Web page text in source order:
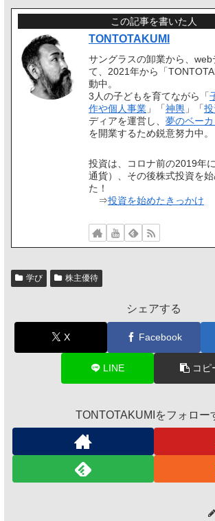
この記事を書いた人
TONTOTAKUMI
サングラスの卸業から、
て、2021年から「
動中。
3人の子どもを育てながら「
作や個人事業 」「神輿 」「
ディアを運営し、夢のベー
を開業するため鋭意努力中。
投資は、コロナ前の2019年
通貨）、その後株式投資を
た！
⇒投資を始めたきっかけ
学び 株主優待
シェアする
X Facebook
LINE コピ
TONTOTAKUMIをフォロー